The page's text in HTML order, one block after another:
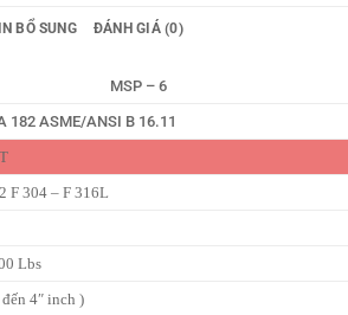
BỔ SUNG ĐÁNH GIÁ (0)
MSP – 6
182 ASME/ANSI B 16.11
F 304 – F 316L
Lbs
4″ inch )